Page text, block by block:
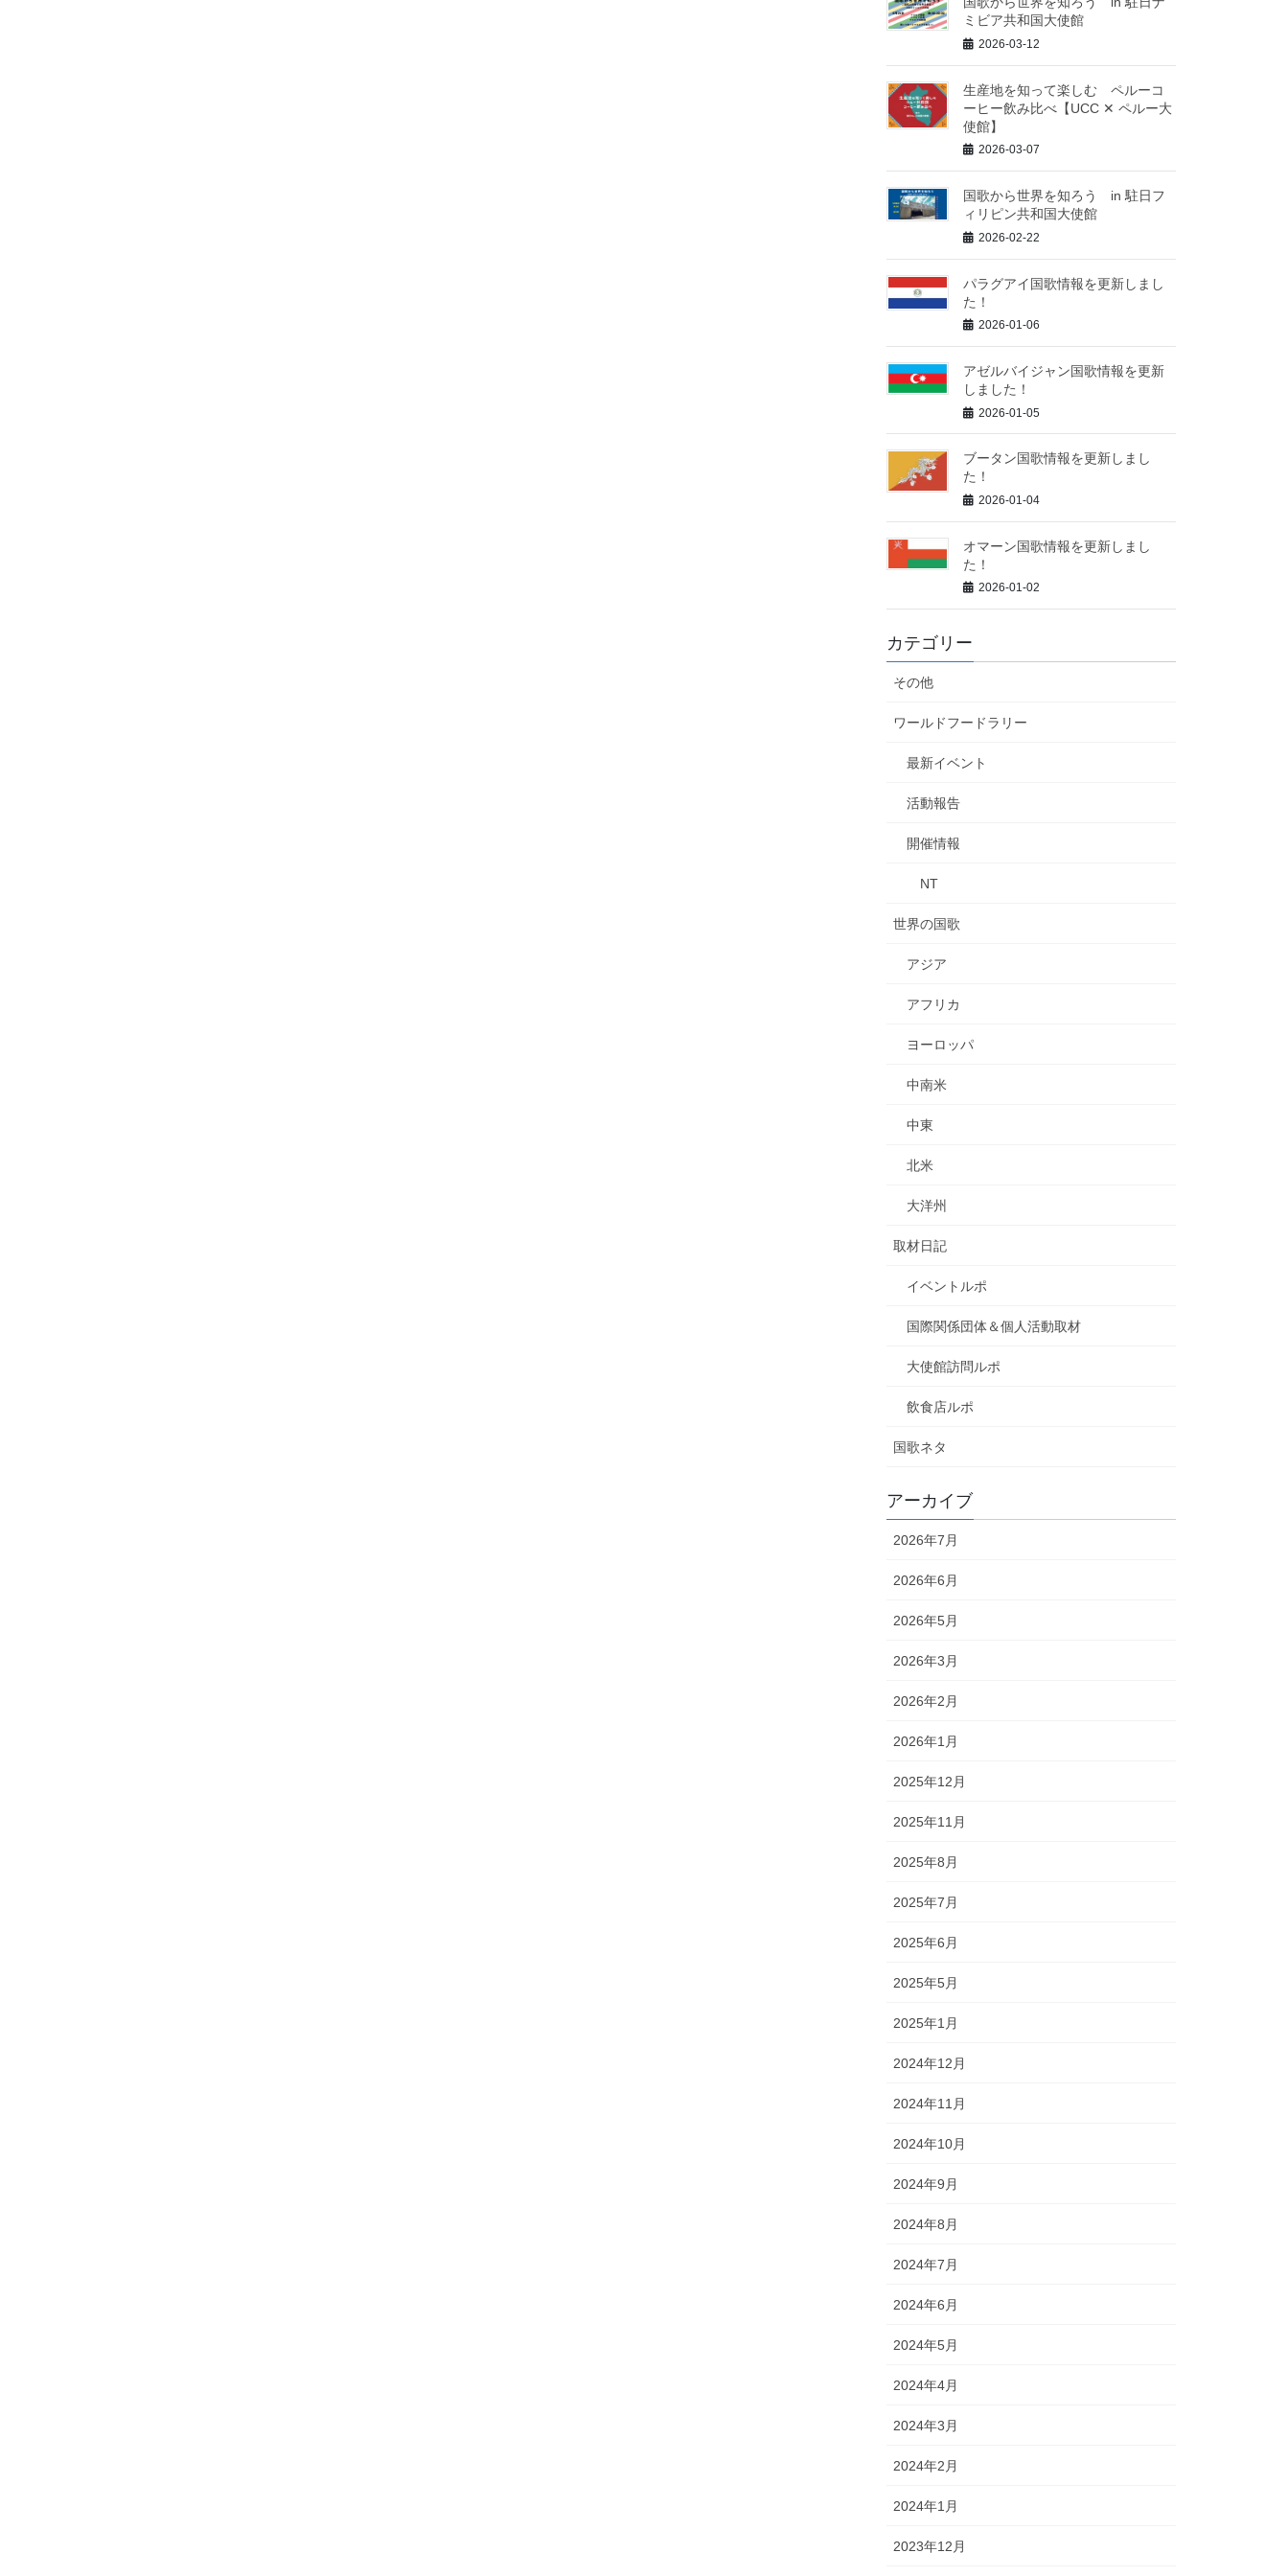
ミビア共和国大使館
2026-03-12
生産地を知って楽しむ ペルーコ
ーヒー飲み比べ【UCC ✕ ペルー大
使館】
2026-03-07
国歌から世界を知ろう in 駐日フ
ィリピン共和国大使館
2026-02-22
パラグアイ国歌情報を更新しまし
た！
2026-01-06
アゼルバイジャン国歌情報を更新
しました！
2026-01-05
ブータン国歌情報を更新しまし
た！
2026-01-04
オマーン国歌情報を更新しまし
た！
2026-01-02
カテゴリー
その他
ワールドフードラリー
最新イベント
活動報告
開催情報
NT
世界の国歌
アジア
アフリカ
ヨーロッパ
中南米
中東
北米
大洋州
取材日記
イベントルポ
国際関係団体＆個人活動取材
大使館訪問ルポ
飲食店ルポ
国歌ネタ
アーカイブ
2026年7月
2026年6月
2026年5月
2026年3月
2026年2月
2026年1月
2025年12月
2025年11月
2025年8月
2025年7月
2025年6月
2025年5月
2025年1月
2024年12月
2024年11月
2024年10月
2024年9月
2024年8月
2024年7月
2024年6月
2024年5月
2024年4月
2024年3月
2024年2月
2024年1月
2023年12月